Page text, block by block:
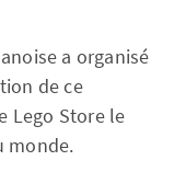
a organisé
de ce
Lego Store le
monde.